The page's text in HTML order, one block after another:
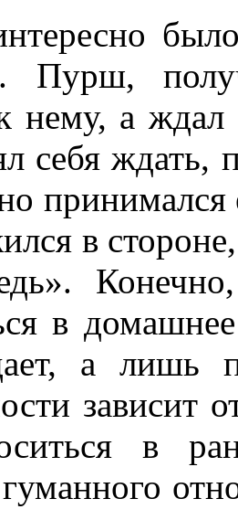
Пурш,
нему, а
себя
в
в
а лишь
зависит
в